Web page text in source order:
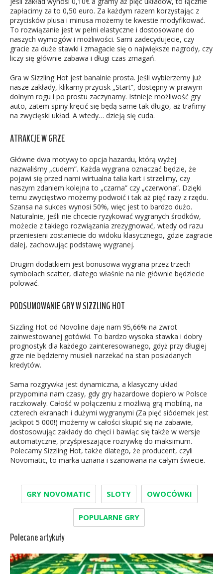
zapłacimy za to 0,50 euro. Za każdym razem korzystając z
przycisków plusa i minusa możemy te kwestie modyfikować.
To rozwiązanie jest w pełni elastyczne i dostosowane do
naszych wymogów i możliwości. Sami zadecydujecie, czy
gracie za duże stawki i zmagacie się o największe nagrody, czy
liczy się głównie zabawa i długi czas zmagań.
Gra w Sizzling Hot jest banalnie prosta. Jeśli wybierzemy już
nasze zakłady, klikamy przycisk „Start”, dostępny w prawym
dolnym rogu i po prostu zaczynamy. Istnieje możliwość gry
auto, zatem spiny kręcić się będą same tak długo, aż trafimy
na zwycięski układ. A wtedy… dzieją się cuda.
ATRAKCJE W GRZE
Główne dwa motywy to opcja hazardu, którą wyżej
nazwaliśmy „cudem”. Każda wygrana oznaczać będzie, że
pojawi się przed nami wirtualna talia kart i strzelimy, czy
naszym zdaniem kolejna to „czarna” czy „czerwona”. Dzięki
temu zwycięstwo możemy podwoić i tak aż pięć razy z rzędu.
Szansa na sukces wynosi 50%, więc jest to bardzo dużo.
Naturalnie, jeśli nie chcecie ryzykować wygranych środków,
możecie z takiego rozwiązania zrezygnować, wtedy od razu
przeniesieni zostaniecie do widoku klasycznego, gdzie zagracie
dalej, zachowując podstawę wygranej.
Drugim dodatkiem jest bonusowa wygrana przez trzech
symbolach scatter, dlatego właśnie na nie głównie będziecie
polować.
PODSUMOWANIE GRY W SIZZLING HOT
Sizzling Hot od Novoline daje nam 95,66% na zwrot
zainwestowanej gotówki. To bardzo wysoka stawka i dobry
prognostyk dla każdego zainteresowanego, gdyż przy długiej
grze nie będziemy musieli narzekać na stan posiadanych
kredytów.
Sama rozgrywka jest dynamiczna, a klasyczny układ
przypomina nam czasy, gdy gry hazardowe dopiero w Polsce
raczkowały. Całość w połączeniu z możliwą grą mobilną, na
czterech ekranach i dużymi wygranymi (Za pięć siódemek jest
jackpot 5 000!) możemy w całości skupić się na zabawie,
dostosowując zakłady do chęci i bawiąc się także w wersje
automatyczne, przyśpieszające rozrywkę do maksimum.
Polecamy Sizzling Hot, także dlatego, że producent, czyli
Novomatic, to marka uznana i szanowana na całym świecie.
GRY NOVOMATIC SLOTY OWOCÓWKI
POPULARNE GRY
Polecane artykuły